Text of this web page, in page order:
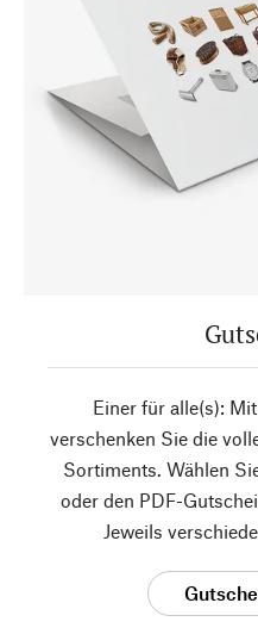
Einer für alle(s):
verschenken Sie die
Sortiments. Wählen
oder den PDF-
Jeweils